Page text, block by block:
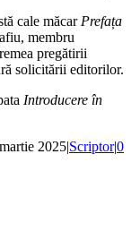
cale măcarPrefața
membru
pregătirii
solicitării editorilor.
Introducere în
2025|Scriptor|0